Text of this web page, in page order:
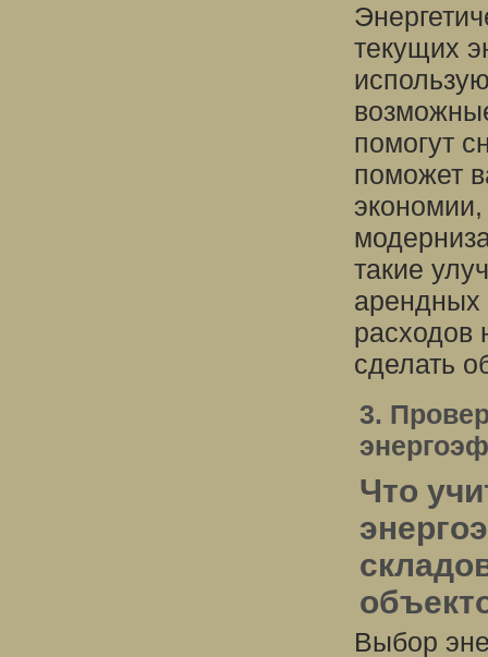
текущих
помогут
поможет
такие
арендных
расходов
сделать
3.
Что
Выбор